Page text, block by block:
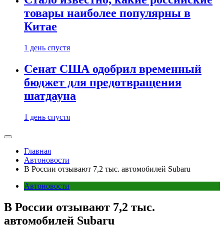
товары наиболее популярны в
Китае
1 день спустя
Сенат США одобрил временный
бюджет для предотвращения
шатдауна
1 день спустя
Главная
Автоновости
В России отзывают 7,2 тыс. автомобилей Subaru
Автоновости
В России отзывают 7,2 тыс.
автомобилей Subaru